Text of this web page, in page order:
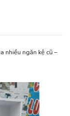
nhiều ngăn kệ cũ –